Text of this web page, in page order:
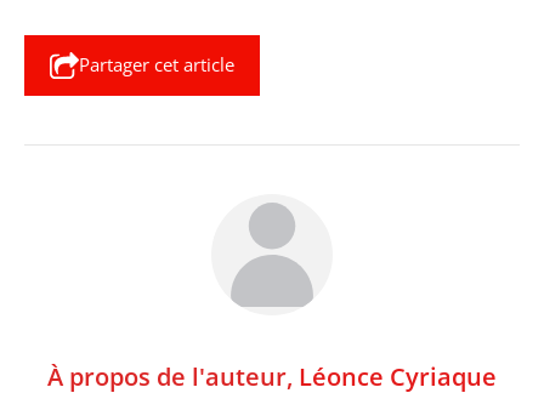
Partager cet article
À propos de l'auteur, Léonce Cyriaque